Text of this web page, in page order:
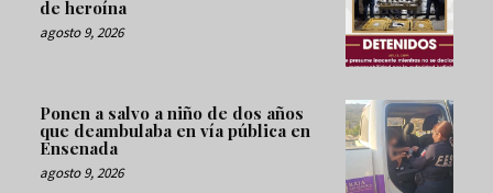
de heroína
agosto 9, 2026
Ponen a salvo a niño de dos años
que deambulaba en vía pública en
Ensenada
agosto 9, 2026